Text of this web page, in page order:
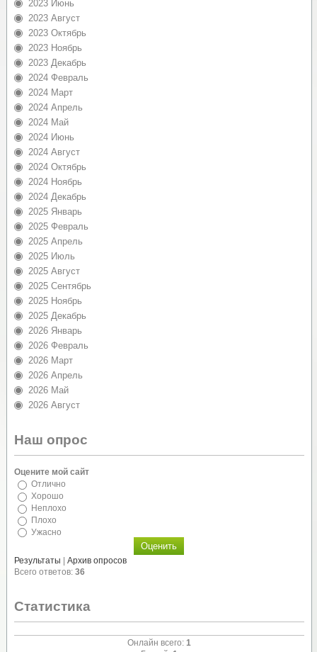
2023 Июнь
2023 Август
2023 Октябрь
2023 Ноябрь
2023 Декабрь
2024 Февраль
2024 Март
2024 Апрель
2024 Май
2024 Июнь
2024 Август
2024 Октябрь
2024 Ноябрь
2024 Декабрь
2025 Январь
2025 Февраль
2025 Апрель
2025 Июль
2025 Август
2025 Сентябрь
2025 Ноябрь
2025 Декабрь
2026 Январь
2026 Февраль
2026 Март
2026 Апрель
2026 Май
2026 Август
Наш опрос
Оцените мой сайт
Отлично
Хорошо
Неплохо
Плохо
Ужасно
Результаты
Архив опросов
Всего ответов: 36
Статистика
Онлайн всего: 1